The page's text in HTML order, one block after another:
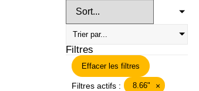
Filtres
Effacer les filtres
Filtres actifs : 8.66" ×